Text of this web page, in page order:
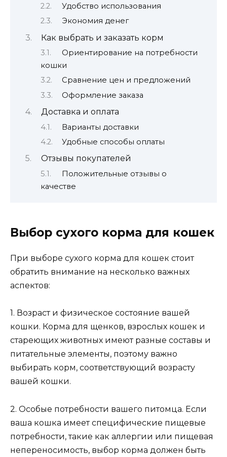
Удобство использования
Экономия денег
Как выбрать и заказать корм
Ориентирование на потребности
кошки
Сравнение цен и предложений
Оформление заказа
Доставка и оплата
Варианты доставки
Удобные способы оплаты
Отзывы покупателей
Положительные отзывы о
качестве
Выбор сухого корма для кошек
При выборе сухого корма для кошек стоит
обратить внимание на несколько важных
аспектов:
1. Возраст и физическое состояние вашей
кошки. Корма для щенков, взрослых кошек и
стареющих животных имеют разные составы и
питательные элементы, поэтому важно
выбирать корм, соответствующий возрасту
вашей кошки.
2. Особые потребности вашего питомца. Если
ваша кошка имеет специфические пищевые
потребности, такие как аллергии или пищевая
непереносимость, выбор корма должен быть